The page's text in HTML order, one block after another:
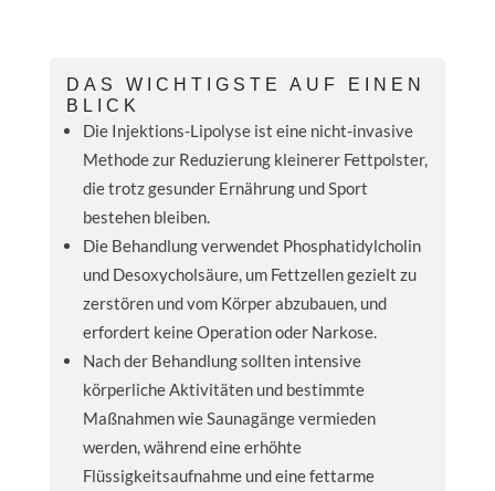
DAS WICHTIGSTE AUF EINEN
BLICK
Die Injektions-Lipolyse ist eine nicht-invasive
Methode zur Reduzierung kleinerer Fettpolster,
die trotz gesunder Ernährung und Sport
bestehen bleiben.
Die Behandlung verwendet Phosphatidylcholin
und Desoxycholsäure, um Fettzellen gezielt zu
zerstören und vom Körper abzubauen, und
erfordert keine Operation oder Narkose.
Nach der Behandlung sollten intensive
körperliche Aktivitäten und bestimmte
Maßnahmen wie Saunagänge vermieden
werden, während eine erhöhte
Flüssigkeitsaufnahme und eine fettarme